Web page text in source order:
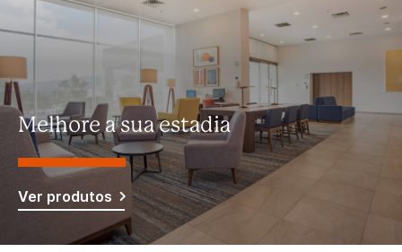
Melhore a sua estadia
Ver produtos